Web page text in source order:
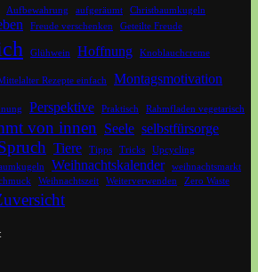
Aufbewahrung aufgeräumt Christbaumkugeln
Freude verschenken Geteilte Freude
Glühwein Hoffnung Knoblauchcreme
Rezepte einfach Montagsmotivation
Perspektive Praktisch Rahmfladen vegetarisch
von innen Seele selbstfürsorge
Tiere Tipps Tricks Upcycling
Weihnachtskalender
weihnachtsmarkt
Weihnachtszeit Weiterverwenden Zero Waste